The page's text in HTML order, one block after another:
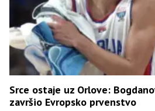
Srce ostaje uz Orlove:
završio Evropsko prvenstvo